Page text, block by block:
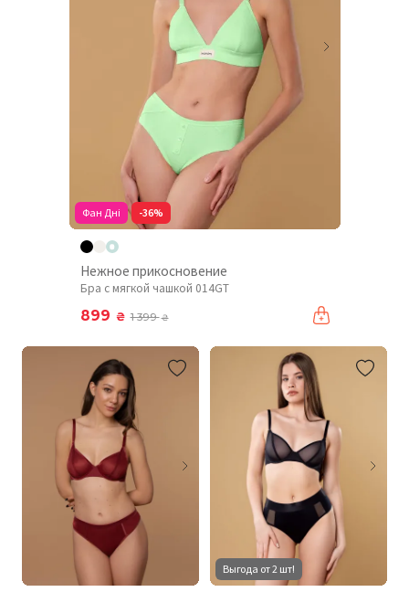
Фан Дні -36%
Нежное прикосновение
Бра с мягкой чашкой 014GT
899 ₴ 1 399₴
Выгода от 2 шт!